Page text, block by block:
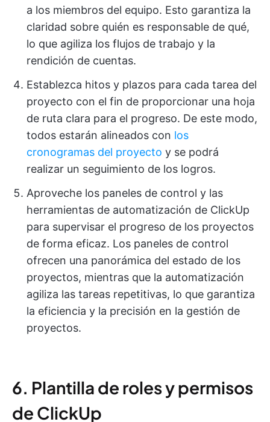
a los miembros del equipo. Esto garantiza la
claridad sobre quién es responsable de qué,
lo que agiliza los flujos de trabajo y la
rendición de cuentas.
Establezca hitos y plazos para cada tarea del
proyecto con el fin de proporcionar una hoja
de ruta clara para el progreso. De este modo,
todos estarán alineados con los
cronogramas del proyecto y se podrá
realizar un seguimiento de los logros.
Aproveche los paneles de control y las
herramientas de automatización de ClickUp
para supervisar el progreso de los proyectos
de forma eficaz. Los paneles de control
ofrecen una panorámica del estado de los
proyectos, mientras que la automatización
agiliza las tareas repetitivas, lo que garantiza
la eficiencia y la precisión en la gestión de
proyectos.
6. Plantilla de roles y permisos
de ClickUp